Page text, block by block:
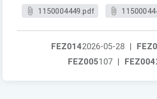
1150004449.pdf
FEZ0142026-05-28 |
FEZ004
FEZ005107 |